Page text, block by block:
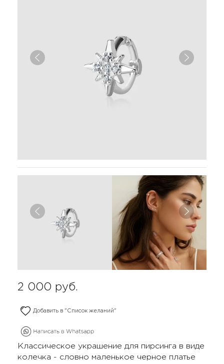
2 000 руб.
Добавить в "Список желаний"
Классическое украшение для пирсинга в виде
колечка - словно маленькое черное платье